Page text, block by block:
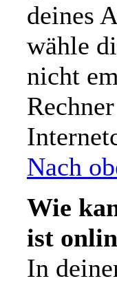
deines
wähle
nicht
Nach
Wie
ist
In